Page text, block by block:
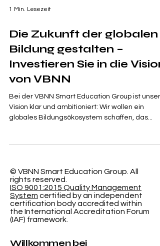
Die Zukunft der globalen
Bildung gestalten –
Investieren Sie in die Vision
von VBNN
Bei der VBNN Smart Education Group ist
Vision klar und ambitioniert: Wir wollen ein
© VBNN Smart Education Group.All
rights reserved.
ISO 9001:2015 Quality Management
Systemcertified by an independent
certification body accredited within
the International Accreditation Forum